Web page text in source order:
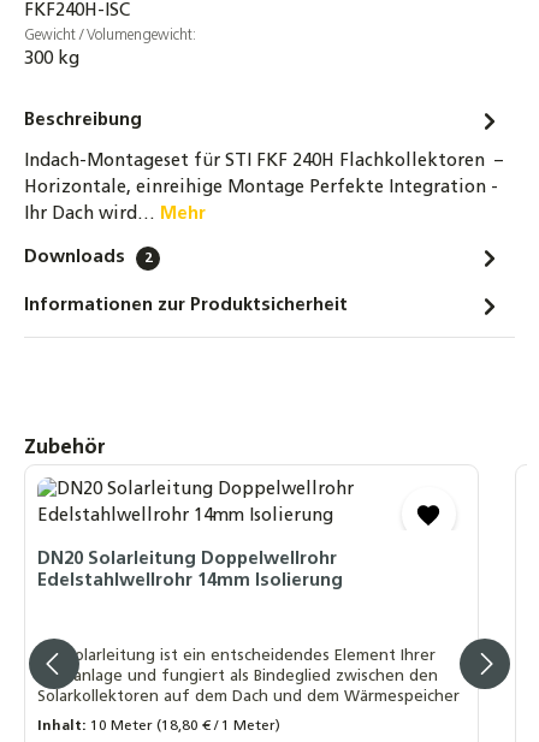
8,70 €
DN20 Wellrohr Verschraubung
Solarleitungen
12,40 €
STI Hochleistungs-Flachkollektor FKF 240
471,00 €
STI Hochleistungs-Flachkollektor FKF 240
Sonnenkollektor Solarthermie-Kollektor
Solarregler
Temperaturdifferenzsteuerung, WLAN + 2
Fühler
SOREL TDC Smart Compact, Solarsteuerung
Temperaturdifferenzsteuerung, WLAN + 2
Fühler
185,90 €
FKF240H-ISC
Gewicht / Volumengewicht:
300 kg
Beschreibung
Indach-Montageset für STI FKF 240H Flachkollektoren –
Horizontale, einreihige Montage Perfekte Integration -
Ihr Dach wird… Mehr
Downloads 2
Informationen zur Produktsicherheit
Produktgalerie überspringen
Zubehör
DN20 Solarleitung Doppelwellrohr
Edelstahlwellrohr 14mm Isolierung
Die Solarleitung ist ein entscheidendes Element Ihrer
Solaranlage und fungiert als Bindeglied zwischen den
Solarkollektoren auf dem Dach und dem Wärmespeicher
Inhalt: 10 Meter(18,80 € / 1 Meter)